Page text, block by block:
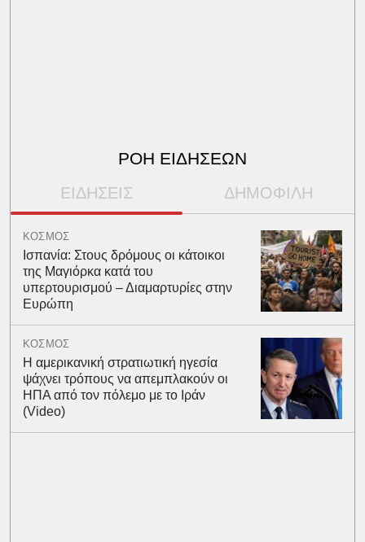
ΡΟΗ ΕΙΔΗΣΕΩΝ
ΕΙΔΗΣΕΙΣ ΔΗΜΟΦΙΛΗ
ΚΟΣΜΟΣ
Ισπανία: Στους δρόμους οι κάτοικοι
της Μαγιόρκα κατά του
υπερτουρισμού – Διαμαρτυρίες στην
Ευρώπη
ΚΟΣΜΟΣ
Η αμερικανική στρατιωτική ηγεσία
ψάχνει τρόπους να απεμπλακούν οι
ΗΠΑ από τον πόλεμο με το Ιράν
(Video)